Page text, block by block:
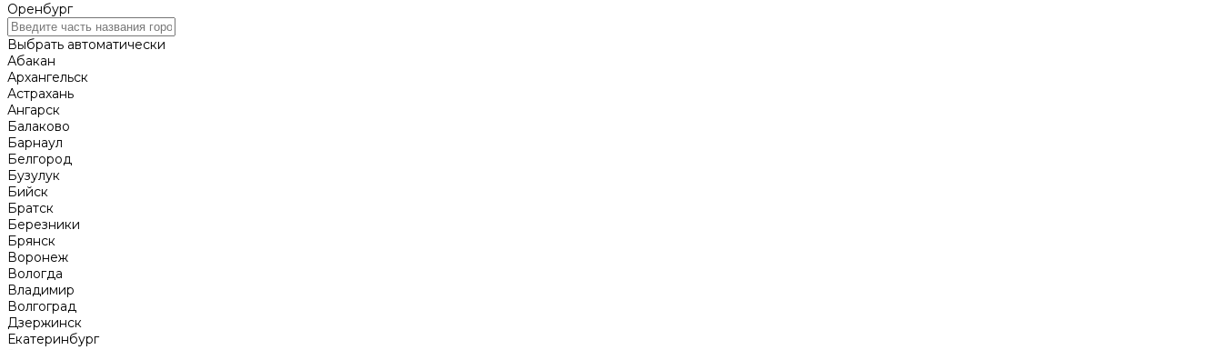
Оренбург
Выбрать автоматически
Абакан
Архангельск
Астрахань
Ангарск
Балаково
Барнаул
Белгород
Бузулук
Бийск
Братск
Березники
Брянск
Воронеж
Вологда
Владимир
Волгоград
Дзержинск
Екатеринбург